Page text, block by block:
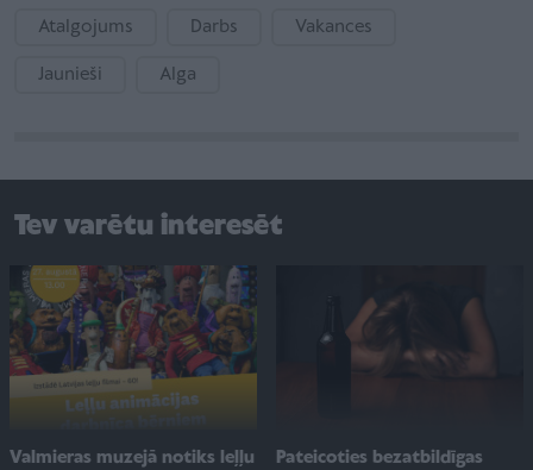
Atalgojums Darbs Vakances
Jaunieši Alga
Tev varētu interesēt
Valmieras muzejā notiks leļļu
Pateicoties bezatbildīgas